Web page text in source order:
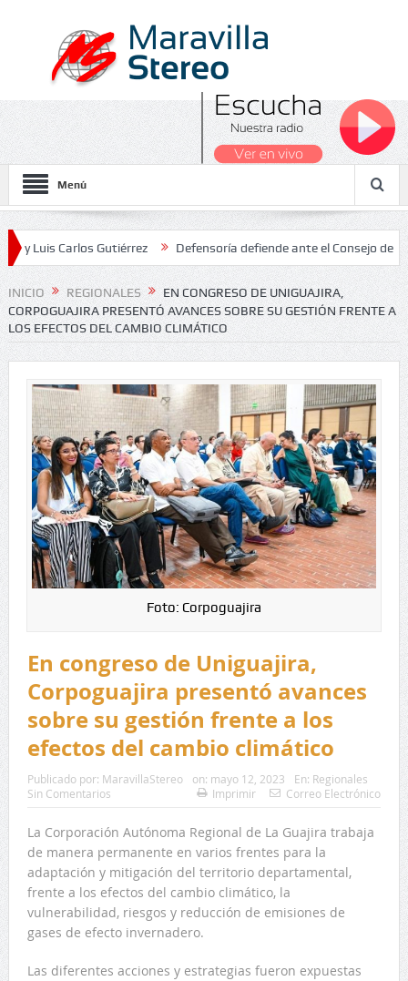
Menú
Gutiérrez Defensoría defiende ante el Consejo de Estado el
2026
INICIO REGIONALES
EN CONGRESO DE UNIGUAJIRA,
CORPOGUAJIRA PRESENTÓ AVANCES SOBRE SU GESTIÓN FRENTE A
LOS EFECTOS DEL CAMBIO CLIMÁTICO
Foto: Corpoguajira
En congreso de Uniguajira,
Corpoguajira presentó avances
sobre su gestión frente a los
efectos del cambio climático
Publicado por: MaravillaStereo on: mayo 12, 2023 En: Regionales
Sin Comentarios
Imprimir Correo Electrónico
La Corporación Autónoma Regional de La Guajira trabaja
de manera permanente en varios frentes para la
adaptación y mitigación del territorio departamental,
frente a los efectos del cambio climático, la
vulnerabilidad, riesgos y reducción de emisiones de
gases de efecto invernadero.
Las diferentes acciones y estrategias fueron expuestas